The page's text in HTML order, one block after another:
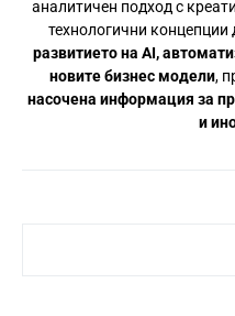
аналитичен подход с
технологични концепции
развитието на AI,
новите бизнес модели,
насочена информация за
и